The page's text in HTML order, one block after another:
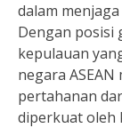
dalam
Dengan posisi
kepulauan
negara
pertahanan
diperkuat oleh